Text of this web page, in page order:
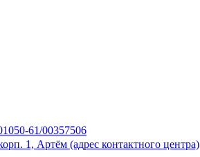
61/00357506
1, Артём (адрес контактного центра)